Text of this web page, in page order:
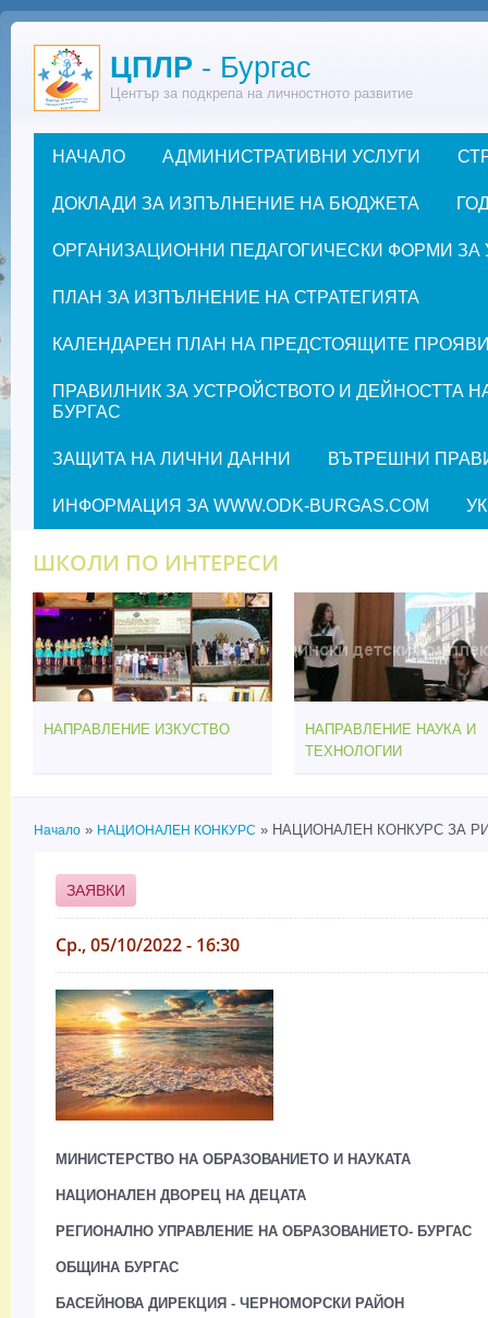
Премини към основното съдържание
ЦПЛР - Бургас
Център за подкрепа на личностното развитие
Основно меню
НАЧАЛО АДМИНИСТРАТИВНИ УСЛУГИ
ДОКЛАДИ ЗА ИЗПЪЛНЕНИЕ НА БЮДЖЕТА
ОРГАНИЗАЦИОННИ ПЕДАГОГИЧЕСКИ ФОРМИ ЗА
ПЛАН ЗА ИЗПЪЛНЕНИЕ НА СТРАТЕГИЯТА
КАЛЕНДАРЕН ПЛАН НА ПРЕДСТОЯЩИТЕ ПРОЯВИ
ПРАВИЛНИК ЗА УСТРОЙСТВОТО И ДЕЙНОСТТА
БУРГАС
ЗАЩИТА НА ЛИЧНИ ДАННИ ВЪТРЕШНИ
ИНФОРМАЦИЯ ЗА WWW.ODK-BURGAS.COM
ШКОЛИ ПО ИНТЕРЕСИ
НАПРАВЛЕНИЕ ИЗКУСТВО
НАПРАВЛЕНИЕ НАУКА И
ТЕХНОЛОГИИ
Начало » НАЦИОНАЛЕН КОНКУРС » НАЦИОНАЛЕН КОНКУРС ЗА
ЗАЯВКИ
Ср., 05/10/2022 - 16:30
МИНИСТЕРСТВО НА ОБРАЗОВАНИЕТО И НАУКАТА
НАЦИОНАЛЕН ДВОРЕЦ НА ДЕЦАТА
РЕГИОНАЛНО УПРАВЛЕНИЕ НА ОБРАЗОВАНИЕТО- БУРГАС
ОБЩИНА БУРГАС
БАСЕЙНОВА ДИРЕКЦИЯ - ЧЕРНОМОРСКИ РАЙОН